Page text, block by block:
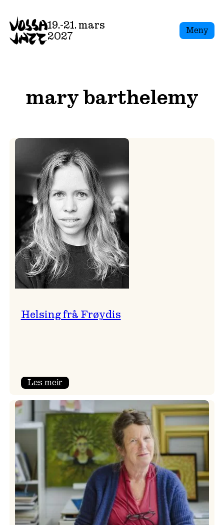
to
content
19.-21. mars
2027
Meny
mary barthelemy
Helsing frå Frøydis
Les meir:
frå
Frøydis